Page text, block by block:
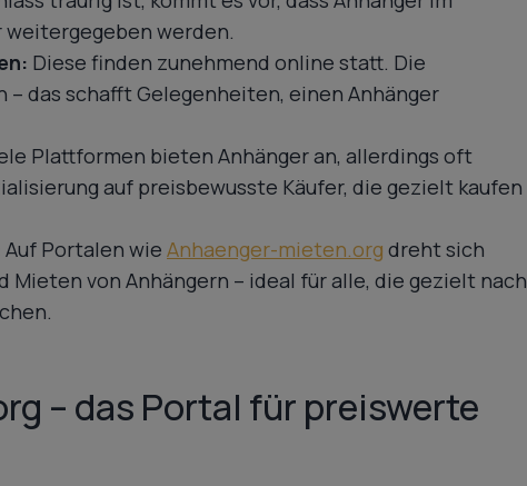
werden.
Diese finden zunehmend online statt. Die
das schafft Gelegenheiten, einen Anhänger
Plattformen bieten Anhänger an, allerdings oft
auf preisbewusste Käufer, die gezielt kaufen
Auf Portalen wie Anhaenger-mieten.org dreht sich
Mieten von Anhängern – ideal für alle, die gezielt nach
– das Portal für preiswerte